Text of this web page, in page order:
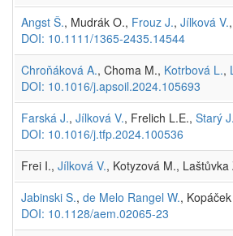
Angst Š., Mudrák O., Frouz J., Jílková V.
DOI: 10.1111/1365-2435.14544
Chroňáková A., Choma M., Kotrbová L.,
DOI: 10.1016/j.apsoil.2024.105693
Farská J., Jílková V., Frelich L.E., Starý J.
DOI: 10.1016/j.tfp.2024.100536
Frei I., Jílková V., Kotyzová M.,
Jabinski S., de Melo Rangel W.,
DOI: 10.1128/aem.02065-23